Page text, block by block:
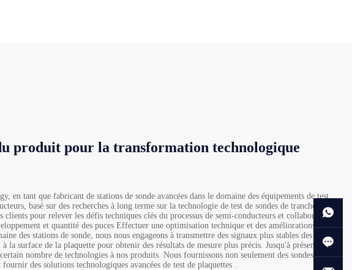
produit pour la transformation technologique
en tant que fabricant de stations de sonde avancées dans le domaine des équipements de test
basé sur des recherches à long terme sur la technologie de test de sondes de tranches,
clients pour relever les défis techniques clés du processus de semi-conducteurs et collaborons
et quantité des puces Effectuer une optimisation technique et des améliorations de la
des stations de sonde, nous nous engageons à transmettre des signaux plus stables des
la surface de la plaquette pour obtenir des résultats de mesure plus précis. Jusqu'à présent,
nombre de technologies à nos produits. Nous fournissons non seulement des sondes.
des solutions technologiques avancées de test de plaquettes .